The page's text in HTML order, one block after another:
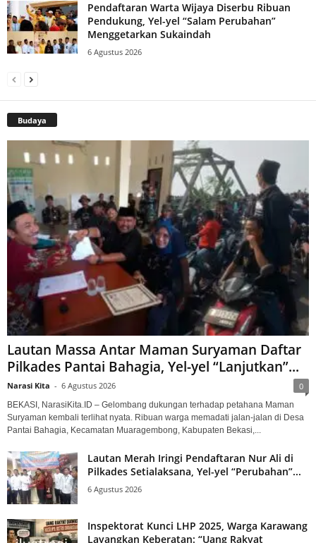
Pendaftaran Warta Wijaya Diserbu Ribuan
Pendukung, Yel-yel “Salam Perubahan”
Menggetarkan Sukaindah
6 Agustus 2026
Budaya
Lautan Massa Antar Maman Suryaman Daftar
Pilkades Pantai Bahagia, Yel-yel “Lanjutkan”...
Narasi Kita - 6 Agustus 2026 0
BEKASI, NarasiKita.ID – Gelombang dukungan terhadap petahana Maman
Suryaman kembali terlihat nyata. Ribuan warga memadati jalan-jalan di Desa
Pantai Bahagia, Kecamatan Muaragembong, Kabupaten Bekasi,...
Lautan Merah Iringi Pendaftaran Nur Ali di
Pilkades Setialaksana, Yel-yel “Perubahan”...
6 Agustus 2026
Inspektorat Kunci LHP 2025, Warga Karawang
Layangkan Keberatan: “Uang Rakyat